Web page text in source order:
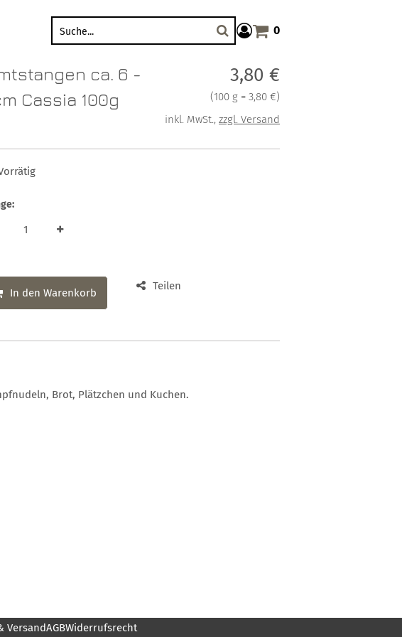
Warenkorb anzeigen. Sie
0
ca. 6 -
Cassia 100g
Verkaufspreis: 3,80 €
3,80 €
Preis pro 100 g = 3,80 €
(100 g = 3,80 €)
inkl. MwSt., zzgl. Versand
In den Warenkorb
Teilen
Brot, Plätzchen und Kuchen.
VersandAGBWiderrufsrecht